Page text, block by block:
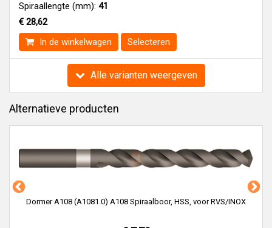
Spiraallengte (mm): 41
€ 28,62
In de winkelwagen
Selecteren
Alle varianten weergeven
Alternatieve producten
Dormer A108 (A1081.0) A108 Spiraalboor, HSS, voor RVS/INOX